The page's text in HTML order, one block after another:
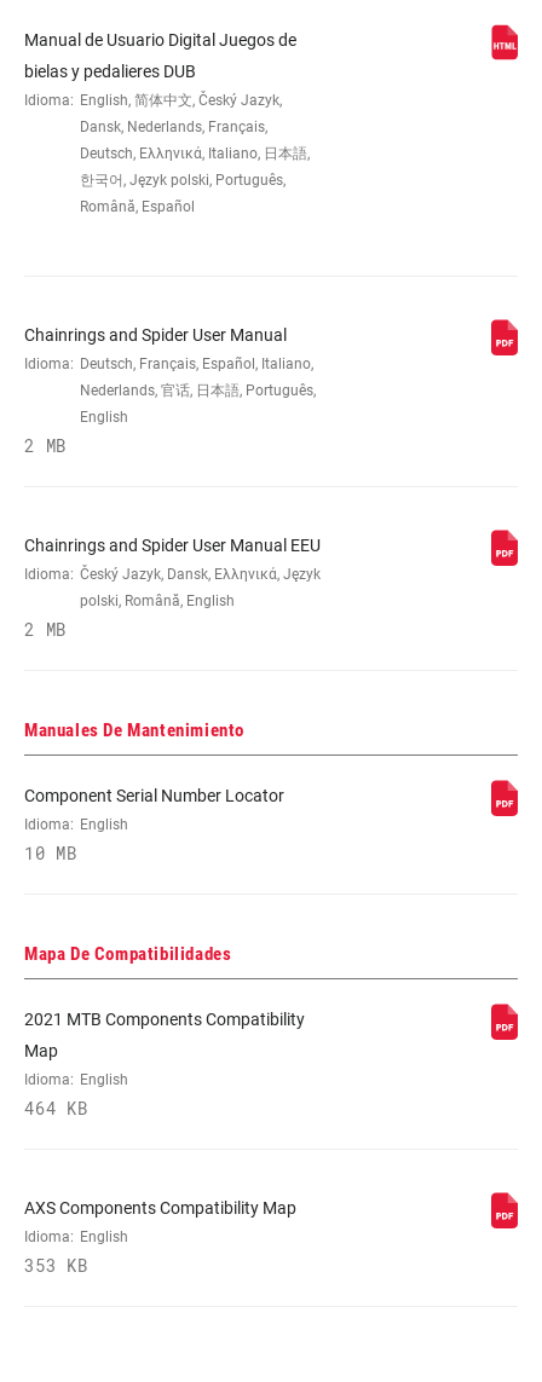
SPEEDS 11/12
COMPATIBILITY
DUB BSA73,DUB PF89.5,DUB PF92,DUB
PF30 MTB73,DUB BB30 MTB73
CRANK ARM
LENGTH
155mm, 165mm, 170mm, 175mm
CHAINLINE
CHAINRING
MATERIAL
Aluminum, Steel
CHAINRING
OFFSET
3mm, -4mm, 6mm
TYPE
Wide, Super Boost+
CHAIN
DRIVETRAIN
CONFIGURATION
Manual de Usuario Digital Juegos de
bielas y pedalieres DUB
Idioma: English, 简体中文, Český Jazyk,
Dansk, Nederlands, Français,
Deutsch, Ελληνικά, Italiano, 日本語,
한국어, Język polski, Português,
Română, Español
Chainrings and Spider User Manual
Idioma: Deutsch, Français, Español, Italiano,
Nederlands, 官话, 日本語, Português,
English
2 MB
Chainrings and Spider User Manual EEU
Idioma: Český Jazyk, Dansk, Ελληνικά, Język
polski, Română, English
2 MB
Manuales De Mantenimiento
Component Serial Number Locator
Idioma: English
10 MB
Mapa De Compatibilidades
2021 MTB Components Compatibility
Map
Idioma: English
464 KB
AXS Components Compatibility Map
Idioma: English
353 KB